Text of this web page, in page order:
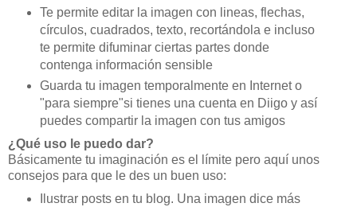
Te permite editar la imagen con lineas, flechas,
círculos, cuadrados, texto, recortándola e incluso
te permite difuminar ciertas partes donde
contenga información sensible
Guarda tu imagen temporalmente en Internet o
"para siempre"si tienes una cuenta en Diigo y así
puedes compartir la imagen con tus amigos
¿Qué uso le puedo dar?
Básicamente tu imaginación es el límite pero aquí unos
consejos para que le des un buen uso:
Ilustrar posts en tu blog. Una imagen dice más